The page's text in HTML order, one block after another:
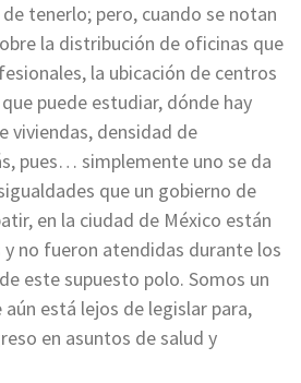
tenerlo; pero, cuando se notan
la distribución de oficinas que
la ubicación de centros
puede estudiar, dónde hay
viviendas, densidad de
pues… simplemente uno se da
que un gobierno de
en la ciudad de México están
y no fueron atendidas durante los
este supuesto polo. Somos un
está lejos de legislar para,
en asuntos de salud y